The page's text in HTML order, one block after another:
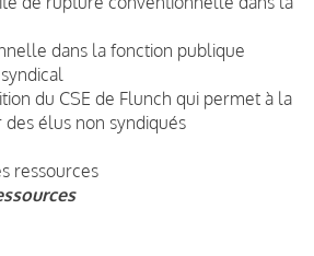
dans la fonction publique
du CSE de Flunch qui permet à la
élus non syndiqués
ressources